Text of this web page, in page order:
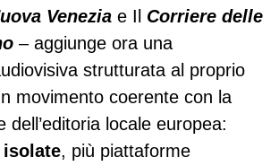
Venezia e Il Corriere delle
– aggiunge ora una
strutturata al proprio
movimento coerente con la
dell’editoria locale europea:
isolate, più piattaforme